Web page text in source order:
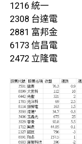
1216 統一
2308 台達電
2881 富邦金
6173 信昌電
2472 立隆電